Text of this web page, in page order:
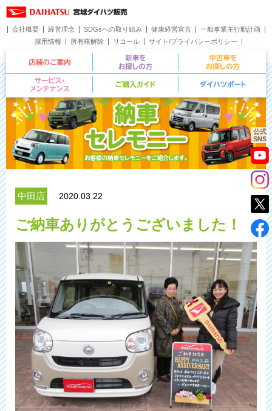
公式
SNS
会社概要 経営理念 SDGsへの取り組み 健康経営宣言
一般事業主行動計画
採用情報
所有権解除 リコール
サイト/プライバシーポリシー
お問い合わせ
店舗のご案内 新車をお探しの方
サービス・メンテナンス ご購入ガイド
中田店 2020.03.22
ご納車ありがとうございました！